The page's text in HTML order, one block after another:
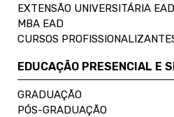
EXTENSÃO UNIVERSITÁRIA EAD
MBA EAD
CURSOS
EDUCAÇÃO PRESENCIAL E
GRADUAÇÃO
PÓS-GRADUAÇÃO